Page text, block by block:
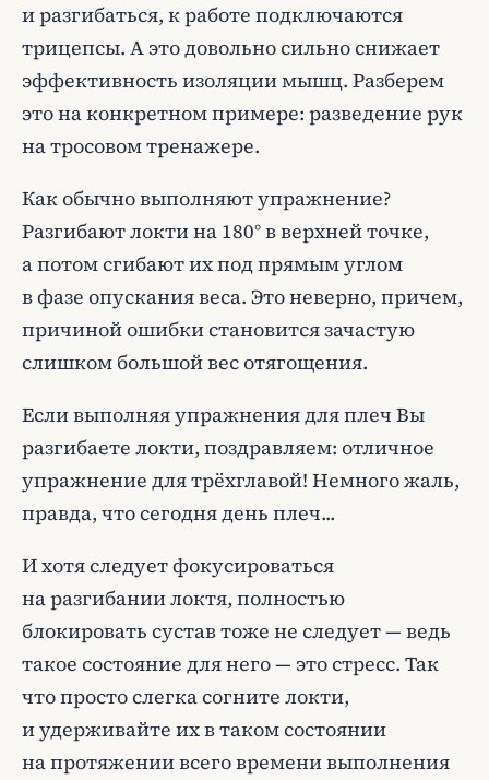
и разгибаться, к работе подключаются
трицепсы. А это довольно сильно снижает
эффективность изоляции мышц. Разберем
это на конкретном примере: разведение рук
на тросовом тренажере.
Как обычно выполняют упражнение?
Разгибают локти на 180° в верхней точке,
а потом сгибают их под прямым углом
в фазе опускания веса. Это неверно, причем,
причиной ошибки становится зачастую
слишком большой вес отягощения.
Если выполняя упражнения для плеч Вы
разгибаете локти, поздравляем: отличное
упражнение для трёхглавой! Немного жаль,
правда, что сегодня день плеч...
И хотя следует фокусироваться
на разгибании локтя, полностью
блокировать сустав тоже не следует — ведь
такое состояние для него — это стресс. Так
что просто слегка согните локти,
и удерживайте их в таком состоянии
на протяжении всего времени выполнения